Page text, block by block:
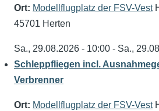
Ort: Modellflugplatz der FSV-Vest
45701 Herten
Sa., 29.08.2026 - 10:00 - Sa.,
Schleppfliegen incl.
Verbrenner
Ort: Modellflugplatz der FSV-Vest